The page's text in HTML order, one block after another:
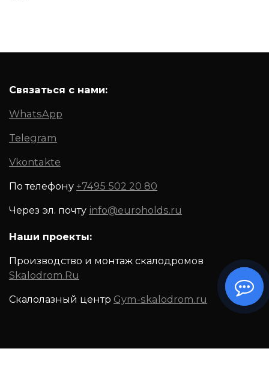
Связаться с нами:
WhatsApp
Telegram
Vkontakte
По телефону +7495 502 20 80
Через эл. почту info@euroholds.ru
Наши проекты:
Производство и монтаж скалодромов
Skalodrom.Ru
Скалолазный центр Gym-skalodrom.ru